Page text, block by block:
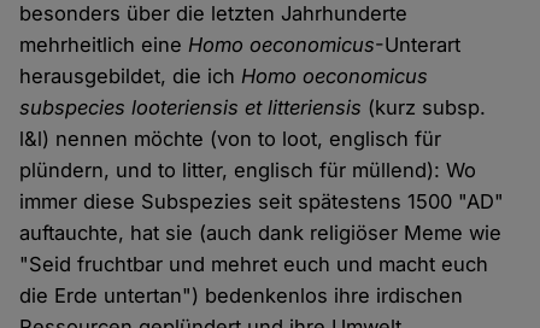
besonders über die letzten Jahrhunderte
mehrheitlich eineHomo oeconomicus-Unterart
herausgebildet, die ichHomo oeconomicus
subspecies looteriensis et litteriensis (kurz subsp.
l&l) nennen möchte (von to loot, englisch für
plündern, und to litter, englisch für müllend): Wo
immer diese Subspezies seit spätestens 1500 "AD"
auftauchte, hat sie (auch dank religiöser Meme wie
"Seid fruchtbar und mehret euch und macht euch
die Erde untertan") bedenkenlos ihre irdischen